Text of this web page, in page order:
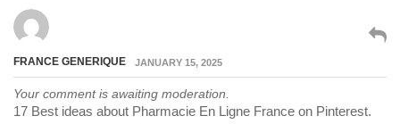
FRANCE GENERIQUE JANUARY 15, 2025
Your comment is awaiting moderation.
17 Best ideas about Pharmacie En Ligne France on Pinterest.